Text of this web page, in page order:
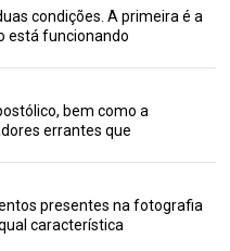
condições. A primeira é a
está funcionando
bem como a
errantes que
presentes na fotografia
característica